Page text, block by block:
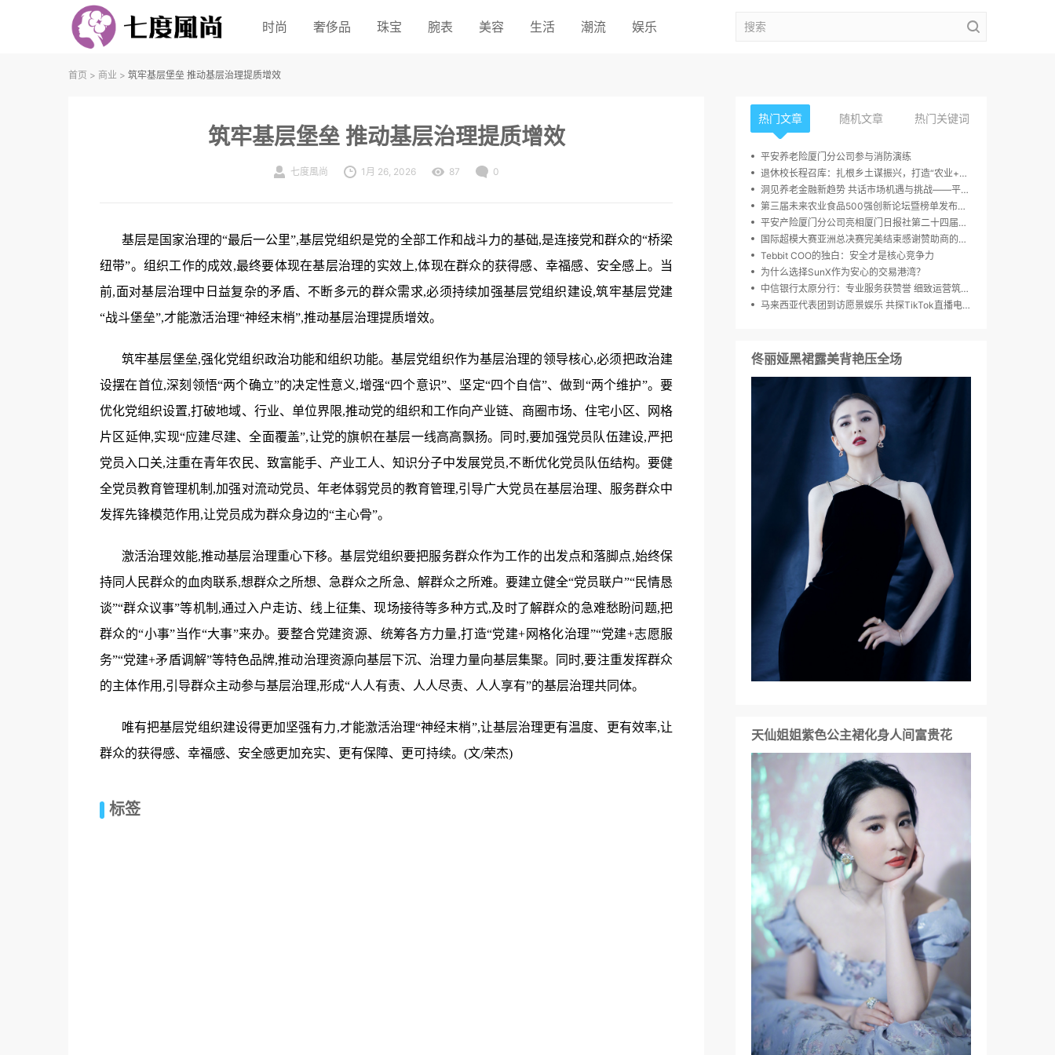
时尚 奢侈品 珠宝 腕表 美容 生活 潮流 娱乐
首页 > 商业 > 筑牢基层堡垒 推动基层治理提质增效
筑牢基层堡垒 推动基层治理提质增效
七度風尚 1月 26, 2026 87 0
基层是国家治理的“最后一公里”,基层党组织是党的全部工作和战斗力的基础,是连接党和群众的“桥梁
纽带”。组织工作的成效,最终要体现在基层治理的实效上,体现在群众的获得感、幸福感、安全感上。当
前,面对基层治理中日益复杂的矛盾、不断多元的群众需求,必须持续加强基层党组织建设,筑牢基层党建
“战斗堡垒”,才能激活治理“神经末梢”,推动基层治理提质增效。
筑牢基层堡垒,强化党组织政治功能和组织功能。基层党组织作为基层治理的领导核心,必须把政治建
设摆在首位,深刻领悟“两个确立”的决定性意义,增强“四个意识”、坚定“四个自信”、做到“两个维护”。要
优化党组织设置,打破地域、行业、单位界限,推动党的组织和工作向产业链、商圈市场、住宅小区、网格
片区延伸,实现“应建尽建、全面覆盖”,让党的旗帜在基层一线高高飘扬。同时,要加强党员队伍建设,严把
党员入口关,注重在青年农民、致富能手、产业工人、知识分子中发展党员,不断优化党员队伍结构。要健
全党员教育管理机制,加强对流动党员、年老体弱党员的教育管理,引导广大党员在基层治理、服务群众中
发挥先锋模范作用,让党员成为群众身边的“主心骨”。
激活治理效能,推动基层治理重心下移。基层党组织要把服务群众作为工作的出发点和落脚点,始终保
持同人民群众的血肉联系,想群众之所想、急群众之所急、解群众之所难。要建立健全“党员联户”“民情恳
谈”“群众议事”等机制,通过入户走访、线上征集、现场接待等多种方式,及时了解群众的急难愁盼问题,把
群众的“小事”当作“大事”来办。要整合党建资源、统筹各方力量,打造“党建+网格化治理”“党建+志愿服
务”“党建+矛盾调解”等特色品牌,推动治理资源向基层下沉、治理力量向基层集聚。同时,要注重发挥群众
的主体作用,引导群众主动参与基层治理,形成“人人有责、人人尽责、人人享有”的基层治理共同体。
唯有把基层党组织建设得更加坚强有力,才能激活治理“神经末梢”,让基层治理更有温度、更有效率,让
群众的获得感、幸福感、安全感更加充实、更有保障、更可持续。(文/荣杰)
标签
热门文章 随机文章 热门关键词
平安养老险厦门分公司参与消防演练
退休校长程召库：扎根乡土谋振兴，打造“农业+多业态”融合发展新样本
洞见养老金融新趋势 共话市场机遇与挑战——平安养老广东分公司年金客户论坛在京成功举办
第三届未来农业食品500强创新论坛暨榜单发布周，10月23日于深圳圆满举行
平安产险厦门分公司亮相厦门日报社第二十四届读者嘉年华活动
国际超模大赛亚洲总决赛完美结束感谢赞助商的大力支持
Tebbit COO的独白：安全才是核心竞争力
为什么选择SunX作为安心的交易港湾？
中信银行太原分行：专业服务获赞誉 细致运营筑信任
马来西亚代表团到访愿景娱乐 共探TikTok直播电商增长新路径
佟丽娅黑裙露美背艳压全场
天仙姐姐紫色公主裙化身人间富贵花